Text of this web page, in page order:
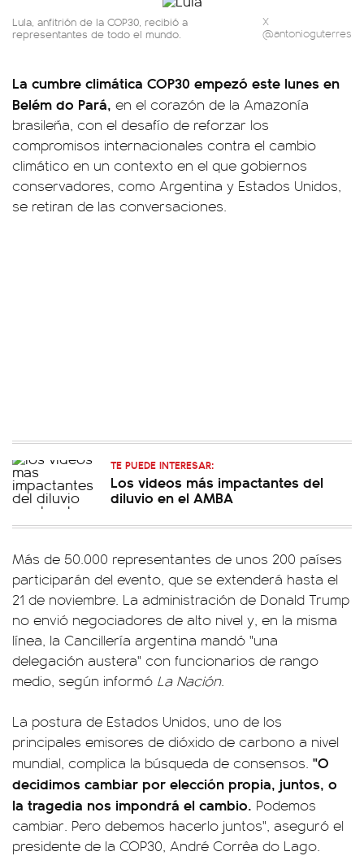
Lula, anfitrión de la COP30, recibió a
representantes de todo el mundo.
X
@antonioguterres
La cumbre climática COP30 empezó este lunes en
Belém do Pará, en el corazón de la Amazonía
brasileña, con el desafío de reforzar los
compromisos internacionales contra el cambio
climático en un contexto en el que gobiernos
conservadores, como Argentina y Estados Unidos,
se retiran de las conversaciones.
TE PUEDE INTERESAR:
Los videos más impactantes del
diluvio en el AMBA
Más de 50.000 representantes de unos 200 países
participarán del evento, que se extenderá hasta el
21 de noviembre. La administración de Donald Trump
no envió negociadores de alto nivel y, en la misma
línea, la Cancillería argentina mandó "una
delegación austera" con funcionarios de rango
medio, según informó La Nación.
La postura de Estados Unidos, uno de los
principales emisores de dióxido de carbono a nivel
mundial, complica la búsqueda de consensos. "O
decidimos cambiar por elección propia, juntos, o
la tragedia nos impondrá el cambio. Podemos
cambiar. Pero debemos hacerlo juntos", aseguró el
presidente de la COP30, André Corrêa do Lago.